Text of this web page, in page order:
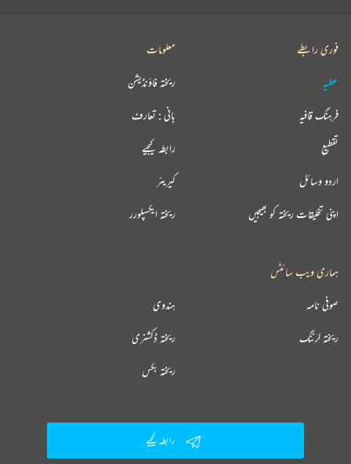
فوری رابطے
عطیہ
فرہنگ قافیہ
تقطیع
اردو وسائل
اپنی تخلیقات ریختہ کو بھیجیں
معلومات
ریختہ فاؤنڈیشن
بانی : تعارف
رابطہ کیجیے
کیریئر
ریختہ ایکسپلورر
ہماری ویب سائٹس
ہندوی صوفی نامہ
ریختہ ڈکشنری ریختہ لرننگ
ریختہ بکس
رابطہ کیجیے